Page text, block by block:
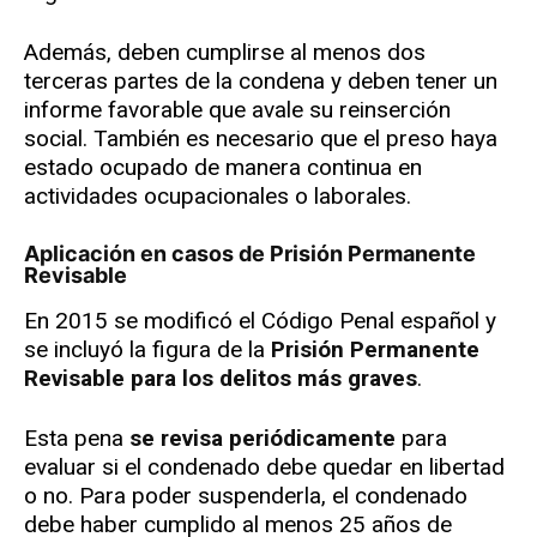
Además, deben cumplirse al menos dos
terceras partes de la condena y deben tener un
informe favorable que avale su reinserción
social. También es necesario que el preso haya
estado ocupado de manera continua en
actividades ocupacionales o laborales.
Aplicación en casos de Prisión Permanente
Revisable
En 2015 se modificó el Código Penal español y
se incluyó la figura de la Prisión Permanente
Revisable para los delitos más graves.
Esta pena se revisa periódicamente para
evaluar si el condenado debe quedar en libertad
o no. Para poder suspenderla, el condenado
debe haber cumplido al menos 25 años de